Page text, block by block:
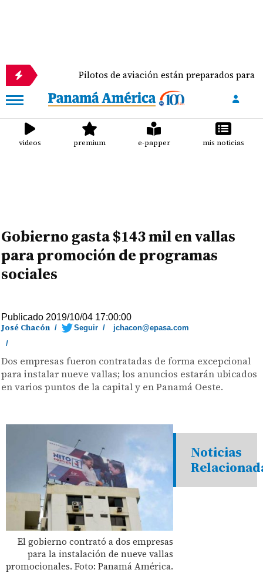
Pilotos de aviación están preparados para ejercer la
videos premium e-papper mis noticias
Gobierno gasta $143 mil en vallas
para promoción de programas
sociales
Publicado 2019/10/04 17:00:00
José Chacón / Seguir /
jchacon@epasa.com
/
Dos empresas fueron contratadas de forma excepcional
para instalar nueve vallas; los anuncios estarán ubicados
en varios puntos de la capital y en Panamá Oeste.
El gobierno contrató a dos empresas
para la instalación de nueve vallas
promocionales. Foto: Panamá América.
Noticias